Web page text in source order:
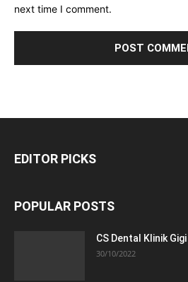
next time I comment.
EDITOR PICKS
POPULAR POSTS
CS Dental Klinik
30/10/2022